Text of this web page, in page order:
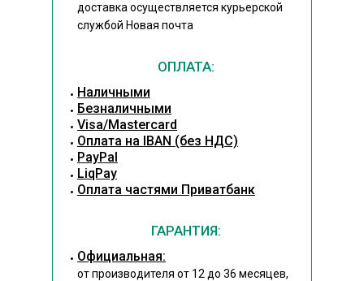
доставка осуществляется курьерской
службой Новая почта
ОПЛАТА:
Наличными
Безналичными
Visa/Mastercard
Оплата на IBAN (без НДС)
PayPal
LiqPay
Оплата частями Приватбанк
ГАРАНТИЯ:
Официальная:
от производителя от 12 до 36 месяцев,